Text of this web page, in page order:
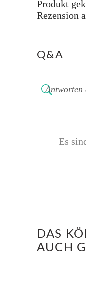
Produkt
Rezension
Q&A
Es
DAS
AUCH